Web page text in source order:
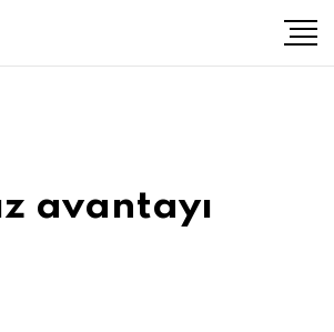
avantayı